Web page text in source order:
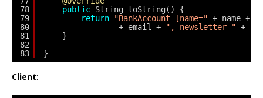
78
79
80
81
82
83
public String toString() {
return
"BankAccount [name=" + name +
+ email +
", newsletter=" +
}
}
Client: